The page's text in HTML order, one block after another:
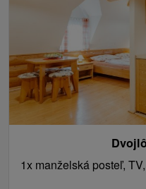
1x manželská posteľ,